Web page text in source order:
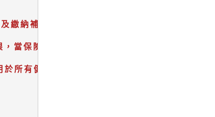
繳納補充保險費辦法」第4、5、12條
當保險對象領取的兼職所得未達基本
有健保保險對象，因此原須提出證